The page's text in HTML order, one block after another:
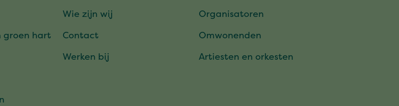
groen hart
Wie zijn wij
Contact
Werken bij
Organisatoren
Omwonenden
Artiesten en orkesten